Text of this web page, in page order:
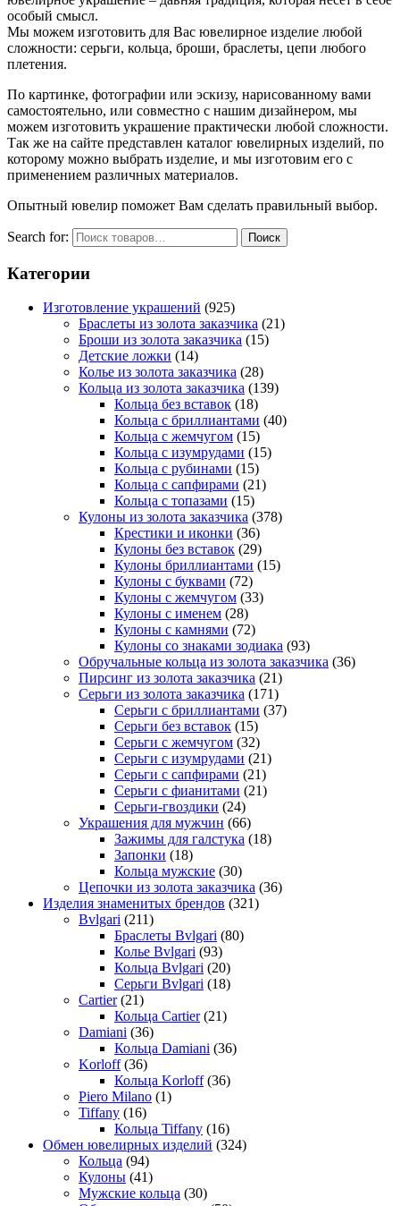
особый смысл.
Мы можем изготовить для Вас ювелирное изделие любой
сложности: серьги, кольца, броши, браслеты, цепи любого
плетения.
По картинке, фотографии или эскизу, нарисованному вами
самостоятельно, или совместно с нашим дизайнером, мы
можем изготовить украшение практически любой сложности.
Так же на сайте представлен каталог ювелирных изделий, по
которому можно выбрать изделие, и мы изготовим его с
применением различных материалов.
Опытный ювелир поможет Вам сделать правильный выбор.
Search for: Поиск
Категории
Изготовление украшений (925)
Браслеты из золота заказчика (21)
Броши из золота заказчика (15)
Детские ложки (14)
Колье из золота заказчика (28)
Кольца из золота заказчика (139)
Кольца без вставок (18)
Кольца с бриллиантами (40)
Кольца с жемчугом (15)
Кольца с изумрудами (15)
Кольца с рубинами (15)
Кольца с сапфирами (21)
Кольца с топазами (15)
Кулоны из золота заказчика (378)
Крестики и иконки (36)
Кулоны без вставок (29)
Кулоны бриллиантами (15)
Кулоны с буквами (72)
Кулоны с жемчугом (33)
Кулоны с именем (28)
Кулоны с камнями (72)
Кулоны со знаками зодиака (93)
Обручальные кольца из золота заказчика (36)
Пирсинг из золота заказчика (21)
Серьги из золота заказчика (171)
Cерьги с бриллиантами (37)
Серьги без вставок (15)
Серьги с жемчугом (32)
Серьги с изумрудами (21)
Серьги с сапфирами (21)
Серьги с фианитами (21)
Серьги-гвоздики (24)
Украшения для мужчин (66)
Зажимы для галстука (18)
Запонки (18)
Кольца мужские (30)
Цепочки из золота заказчика (36)
Изделия знаменитых брендов (321)
Bvlgari (211)
Браслеты Bvlgari (80)
Колье Bvlgari (93)
Кольца Bvlgari (20)
Серьги Bvlgari (18)
Cartier (21)
Кольца Cartier (21)
Damiani (36)
Кольца Damiani (36)
Korloff (36)
Кольца Korloff (36)
Piero Milano (1)
Tiffany (16)
Кольца Tiffany (16)
Обмен ювелирных изделий (324)
Кольца (94)
Кулоны (41)
Мужские кольца (30)